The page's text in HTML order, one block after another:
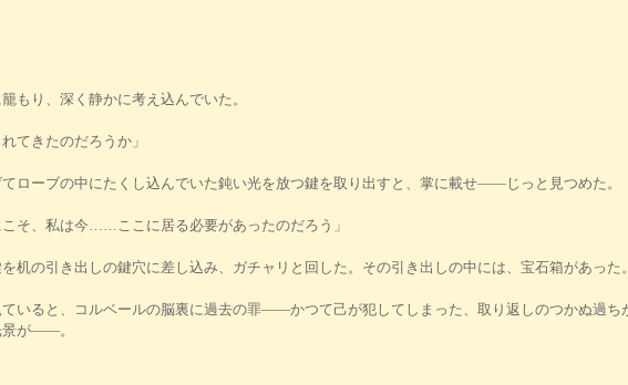
もり、深く静かに考え込んでいた。
てきたのだろうか」
ローブの中にたくし込んでいた鈍い光を放つ鍵を取り出すと、掌に載せ――じっと見つめた。
こそ、私は今……ここに居る必要があったのだろう」
机の引き出しの鍵穴に差し込み、ガチャリと回した。その引き出しの中には、宝石箱があった
いると、コルベールの脳裏に過去の罪――かつて己が犯してしまった、取り返しのつかぬ過ち
景が――。